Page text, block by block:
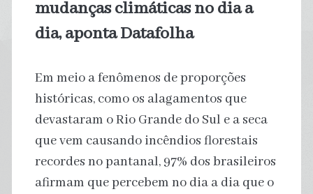
mudanças climáticas no dia a
dia, aponta Datafolha
Em meio a fenômenos de proporções
históricas, como os alagamentos que
devastaram o Rio Grande do Sul e a seca
que vem causando incêndios florestais
recordes no pantanal, 97% dos brasileiros
afirmam que percebem no dia a dia que o